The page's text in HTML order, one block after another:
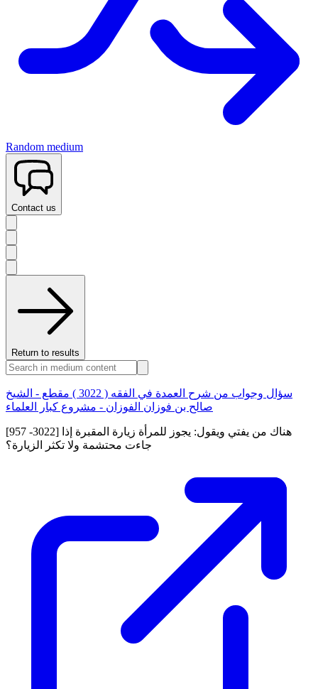
Random medium
Contact us
Return to results
سؤال وجواب من شرح العمدة في الفقه ( 3022 ) مقطع - الشيخ
صالح بن فوزان الفوزان - مشروع كبار العلماء
[957 -3022] هناك من يفتي ويقول: يجوز للمرأة زيارة المقبرة إذا
جاءت محتشمة ولا تكثر الزيارة؟